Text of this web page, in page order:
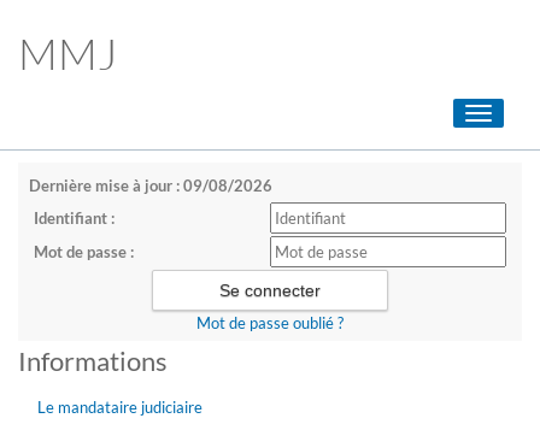
MMJ
Toggle
Dernière mise à jour : 09/08/2026
Identifiant :
Mot de passe :
Mot de passe oublié ?
Informations
Le mandataire judiciaire